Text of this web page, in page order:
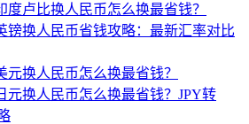
度卢比换人民币怎么换最省钱？
镑换人民币省钱攻略：最新汇率对比
元换人民币怎么换最省钱？
元换人民币怎么换最省钱？JPY转